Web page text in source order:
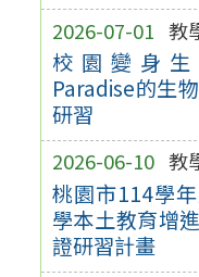
2026-07-01 教
校園變身生
Paradise的生
研習
2026-06-10 教
桃園市114學
學本土教育增
證研習計畫